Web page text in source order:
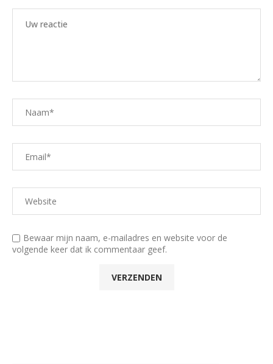
Bewaar mijn naam, e-mailadres en website voor de
volgende keer dat ik commentaar geef.